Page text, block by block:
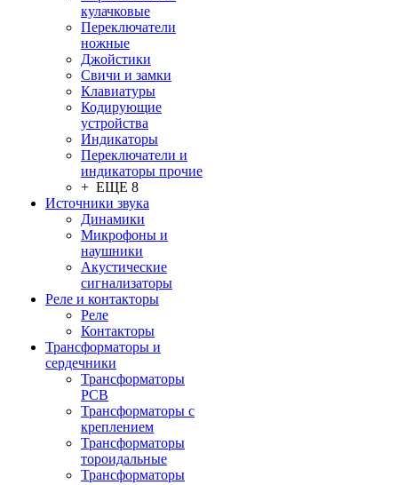
кулачковые
Переключатели
ножные
Джойстики
Свичи и замки
Клавиатуры
Кодирующие
устройства
Индикаторы
Переключатели и
индикаторы прочие
+ ЕЩЕ 8
Источники звука
Динамики
Микрофоны и
наушники
Акустические
сигнализаторы
Реле и контакторы
Реле
Контакторы
Трансформаторы и
сердечники
Трансформаторы
PCB
Трансформаторы с
креплением
Трансформаторы
тороидальные
Трансформаторы